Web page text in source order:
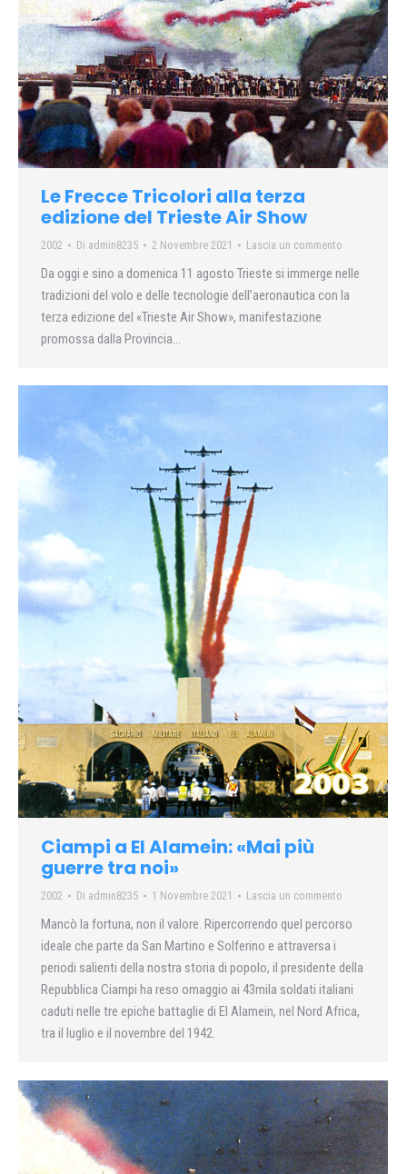
Le Frecce Tricolori alla terza
edizione del Trieste Air Show
2002 Di admin8235 2 Novembre 2021 Lascia un commento
Da oggi e sino a domenica 11 agosto Trieste si immerge nelle
tradizioni del volo e delle tecnologie dell’aeronautica con la
terza edizione del «Trieste Air Show», manifestazione
promossa dalla Provincia…
Ciampi a El Alamein: «Mai più
guerre tra noi»
2002 Di admin8235 1 Novembre 2021 Lascia un commento
Mancò la fortuna, non il valore. Ripercorrendo quel percorso
ideale che parte da San Martino e Solferino e attraversa i
periodi salienti della nostra storia di popolo, il presidente della
Repubblica Ciampi ha reso omaggio ai 43mila soldati italiani
caduti nelle tre epiche battaglie di El Alamein, nel Nord Africa,
tra il luglio e il novembre del 1942.